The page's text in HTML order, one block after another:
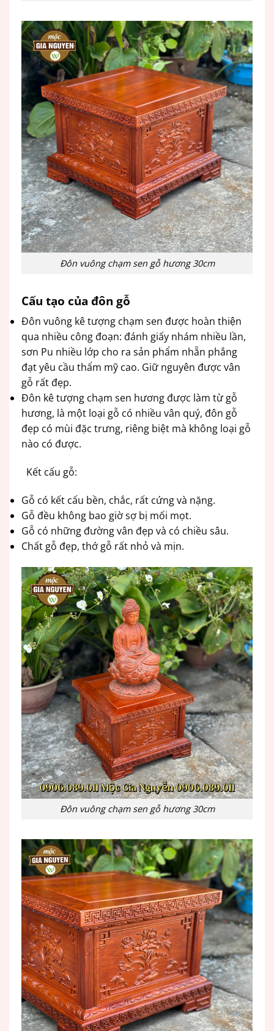
Đôn vuông chạm sen gỗ hương 30cm
Cấu tạo của đôn gỗ
Đôn vuông kê tượng chạm sen được hoàn thiện
qua nhiều công đoạn: đánh giấy nhám nhiều lần,
sơn Pu nhiều lớp cho ra sản phẩm nhẵn phẳng
đạt yêu cầu thẩm mỹ cao. Giữ nguyên được vân
gỗ rất đẹp.
Đôn kê tượng chạm sen hương được làm từ gỗ
hương, là một loại gỗ có nhiều vân quý, đôn gỗ
đẹp có mùi đặc trưng, riêng biệt mà không loại gỗ
nào có được.
Kết cấu gỗ:
Gỗ có kết cấu bền, chắc, rất cứng và nặng.
Gỗ đều không bao giờ sợ bị mối mọt.
Gỗ có những đường vân đẹp và có chiều sâu.
Chất gỗ đẹp, thớ gỗ rất nhỏ và mịn.
Đôn vuông chạm sen gỗ hương 30cm